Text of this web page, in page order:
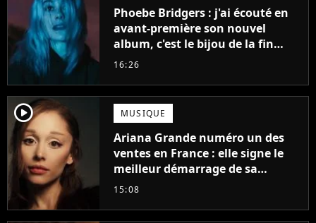
Phoebe Bridgers : j'ai écouté en
avant-première son nouvel
album, c'est le bijou de la fin
d'été
16:26
player2 MUSIQUE
Ariana Grande numéro un des
ventes en France : elle signe le
meilleur démarrage de sa
carrière avec son album Petal
15:08